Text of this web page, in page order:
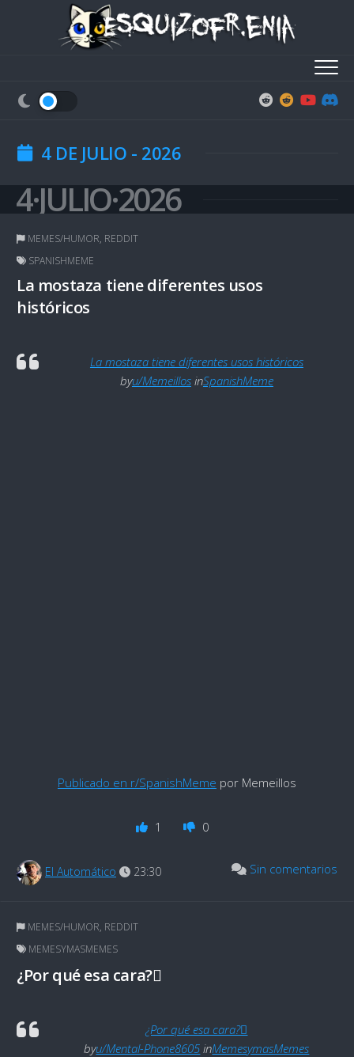
4 DE JULIO - 2026
4·JULIO·2026
MEMES/HUMOR, REDDIT
SPANISHMEME
La mostaza tiene diferentes usos
históricos
La mostaza tiene diferentes usos históricos
byu/MemeillosinSpanishMeme
Publicado en r/SpanishMeme por Memeillos
1 0
El Automático 23:30 Sin comentarios
MEMES/HUMOR, REDDIT
MEMESYMASMEMES
¿Por qué esa cara?🫪
¿Por qué esa cara?🫪
byu/Mental-Phone8605 inMemesymasMemes